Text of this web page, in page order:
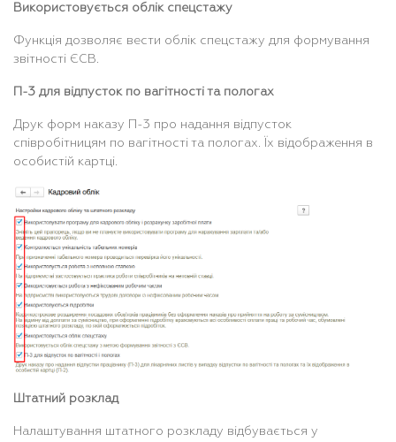
Використовується облік спецстажу
Функція дозволяє вести облік спецстажу для формування
звітності ЄСВ.
П-3 для відпусток по вагітності та пологах
Друк форм наказу П-3 про надання відпусток
співробітницям по вагітності та пологах. Їх відображення в
особистій картці.
Штатний розклад
Налаштування штатного розкладу відбувається у